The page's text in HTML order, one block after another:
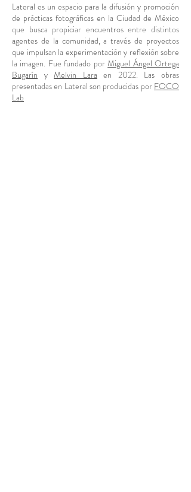
Lateral es un espacio para la difusión y promoción
de prácticas fotográficas en la Ciudad de México
que busca propiciar encuentros entre distintos
agentes de la comunidad, a través de proyectos
que impulsan la experimentación y reflexión sobre
la imagen. Fue fundado porMiguel Ángel Ortega
Bugarín yMelvin Lara en 2022. Las obras
presentadas en Lateral son producidas por FOCO
Lab